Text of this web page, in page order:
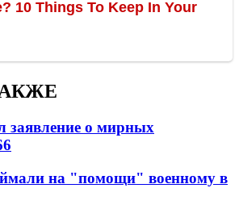
заявление о мирных
на "помощи" военному в